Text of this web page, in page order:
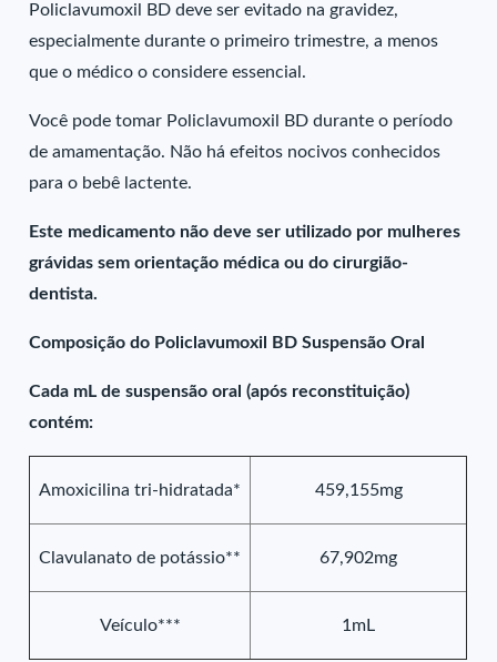
Policlavumoxil BD deve ser evitado na gravidez,
especialmente durante o primeiro trimestre, a menos
que o médico o considere essencial.
Você pode tomar Policlavumoxil BD durante o período
de amamentação. Não há efeitos nocivos conhecidos
para o bebê lactente.
Este medicamento não deve ser utilizado por mulheres
grávidas sem orientação médica ou do cirurgião-
dentista.
Composição do Policlavumoxil BD Suspensão Oral
Cada mL de suspensão oral (após reconstituição)
contém:
Amoxicilina tri-hidratada* 459,155mg
Clavulanato de potássio** 67,902mg
Veículo*** 1mL